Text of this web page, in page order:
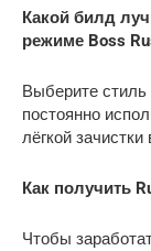
Какой билд
режиме Boss
Выберите стиль
постоянно
лёгкой
Как получить
Чтобы